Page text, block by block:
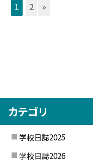
1 2 »
カテゴリ
学校日誌2025
学校日誌2026